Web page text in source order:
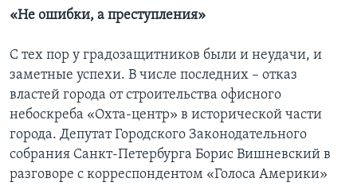
«Не ошибки, а преступления»
С тех пор у градозащитников были и неудачи, и
заметные успехи. В числе последних – отказ
властей города от строительства офисного
небоскреба «Охта-центр» в исторической части
города. Депутат Городского Законодательного
собрания Санкт-Петербурга Борис Вишневский в
разговоре с корреспондентом «Голоса Америки»